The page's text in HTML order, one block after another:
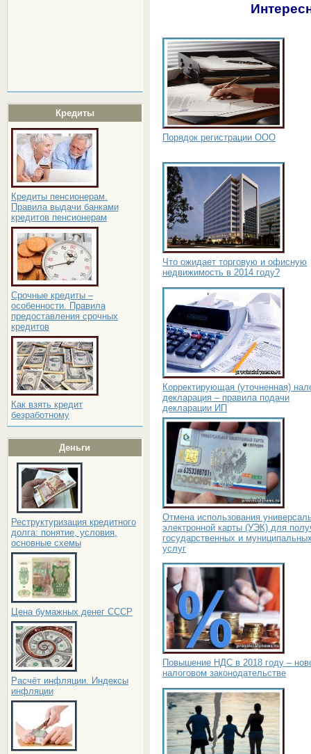
Кредиты
Кредиты пенсионерам.
Правила выдачи банками
кредитов пенсионерам
Срочные кредиты –
особенности. Правила
предоставления срочных
кредитов
Как взять кредит
безработному
Деньги
Реструктуризация кредитного
долга: понятие, условия,
основные схемы
Цена бумажных денег СССР
Расчёт инфляции. Индексы
инфляции
Порядок регистрации ООО
Что ожидает торговую и офисную
недвижимость в 2014 году?
Корректирующая (уточненная)
декларация – правила подачи
декларации ИП
Отмена использования
электронной карты (УЭК) для
государственных и
услуг
Повышение НДС в 2018 году –
налоговом законодательстве